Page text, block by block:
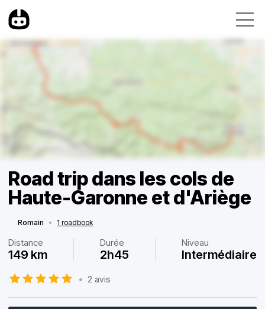
Road trip dans les cols de
Haute-Garonne et d'Ariège
Romain • 1 roadbook
Distance
149 km
Durée
2h45
Niveau
Intermédiaire
• 2 avis